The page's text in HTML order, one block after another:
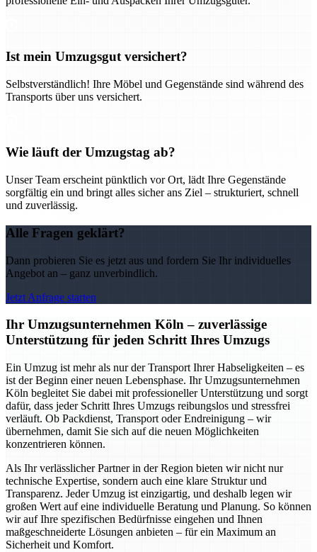
Ist mein Umzugsgut versichert?
Selbstverständlich! Ihre Möbel und Gegenstände sind während des
Transports über uns versichert.
Wie läuft der Umzugstag ab?
Unser Team erscheint pünktlich vor Ort, lädt Ihre Gegenstände
sorgfältig ein und bringt alles sicher ans Ziel – strukturiert, schnell
und zuverlässig.
Alle Fragen geklärt?
Dann probieren Sie es jetzt aus und fordern Sie Ihr individuelles
Angebot an – ganz unverbindlich.
Jetzt Anfrage starten
Ihr Umzugsunternehmen Köln – zuverlässige
Unterstützung für jeden Schritt Ihres Umzugs
Ein Umzug ist mehr als nur der Transport Ihrer Habseligkeiten – es
ist der Beginn einer neuen Lebensphase. Ihr Umzugsunternehmen
Köln begleitet Sie dabei mit professioneller Unterstützung und sorgt
dafür, dass jeder Schritt Ihres Umzugs reibungslos und stressfrei
verläuft. Ob Packdienst, Transport oder Endreinigung – wir
übernehmen, damit Sie sich auf die neuen Möglichkeiten
konzentrieren können.
Als Ihr verlässlicher Partner in der Region bieten wir nicht nur
technische Expertise, sondern auch eine klare Struktur und
Transparenz. Jeder Umzug ist einzigartig, und deshalb legen wir
großen Wert auf eine individuelle Beratung und Planung. So können
wir auf Ihre spezifischen Bedürfnisse eingehen und Ihnen
maßgeschneiderte Lösungen anbieten – für ein Maximum an
Sicherheit und Komfort.